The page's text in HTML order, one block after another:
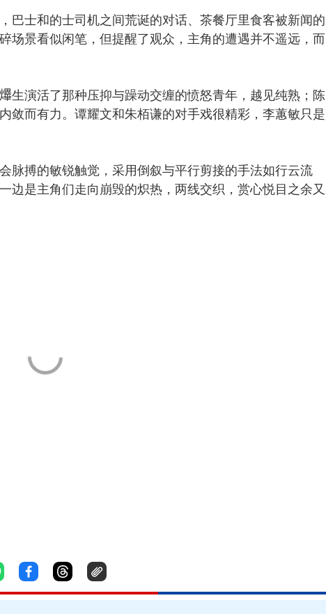
士和的士司机之间荒诞的对话、茶餐厅里食客被新闻的
场景看似闲笔，但提醒了观众，主角的遭遇并不遥远，而
演活了那种压抑与躁动交缠的愤怒青年，越见纯熟；陈
敛而有力。谭耀文和朱栢谦的对手戏很精彩，李蕙敏只是
搏的敏锐触觉，采用倒叙与平行剪接的手法如行云流
边是主角们走向崩毁的炽热，两线交织，赏心悦目之余又